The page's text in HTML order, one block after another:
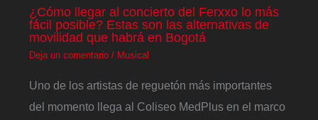
¿Cómo llegar al concierto del Ferxxo lo más
fácil posible? Estas son las alternativas de
movilidad que habrá en Bogotá
Deja un comentario / Musical
Uno de los artistas de reguetón más importantes
del momento llega al Coliseo MedPlus en el marco